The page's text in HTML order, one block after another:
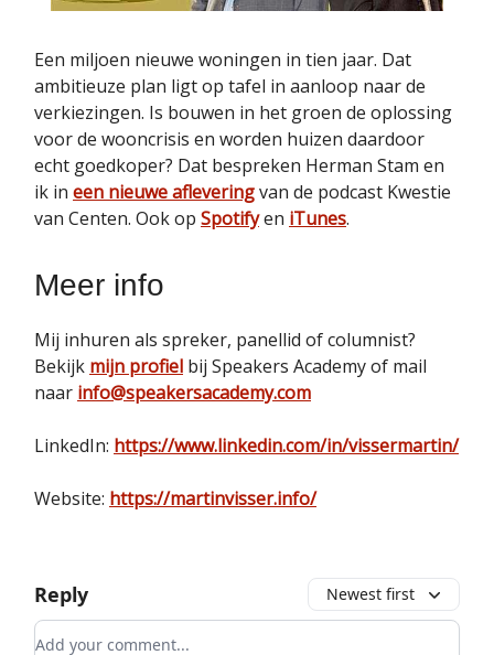
Een miljoen nieuwe woningen in tien jaar. Dat
ambitieuze plan ligt op tafel in aanloop naar de
verkiezingen. Is bouwen in het groen de oplossing
voor de wooncrisis en worden huizen daardoor
echt goedkoper? Dat bespreken Herman Stam en
ik in een nieuwe afleveringvan de podcast Kwestie
van Centen. Ook op Spotifyen iTunes.
Meer info
Mij inhuren als spreker, panellid of columnist?
Bekijk mijn profiel bij Speakers Academy of mail
naar info@speakersacademy.com
LinkedIn: https://www.linkedin.com/in/vissermartin/
Website: https://martinvisser.info/
Reply Newest first
Add your comment